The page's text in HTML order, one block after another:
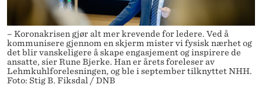
J
E
R
K
M
E
N
Y
D
E
T
Om Bulletin
– Koronakrisen gjør alt mer krevende for ledere. Ved å
kommunisere gjennom en skjerm mister vi fysisk nærhet og
det blir vanskeligere å skape engasjement og inspirere de
ansatte, sier Rune Bjerke. Han er årets foreleser av
Lehmkuhlforelesningen, og ble i september tilknyttet NHH.
Foto: Stig B. Fiksdal / DNB